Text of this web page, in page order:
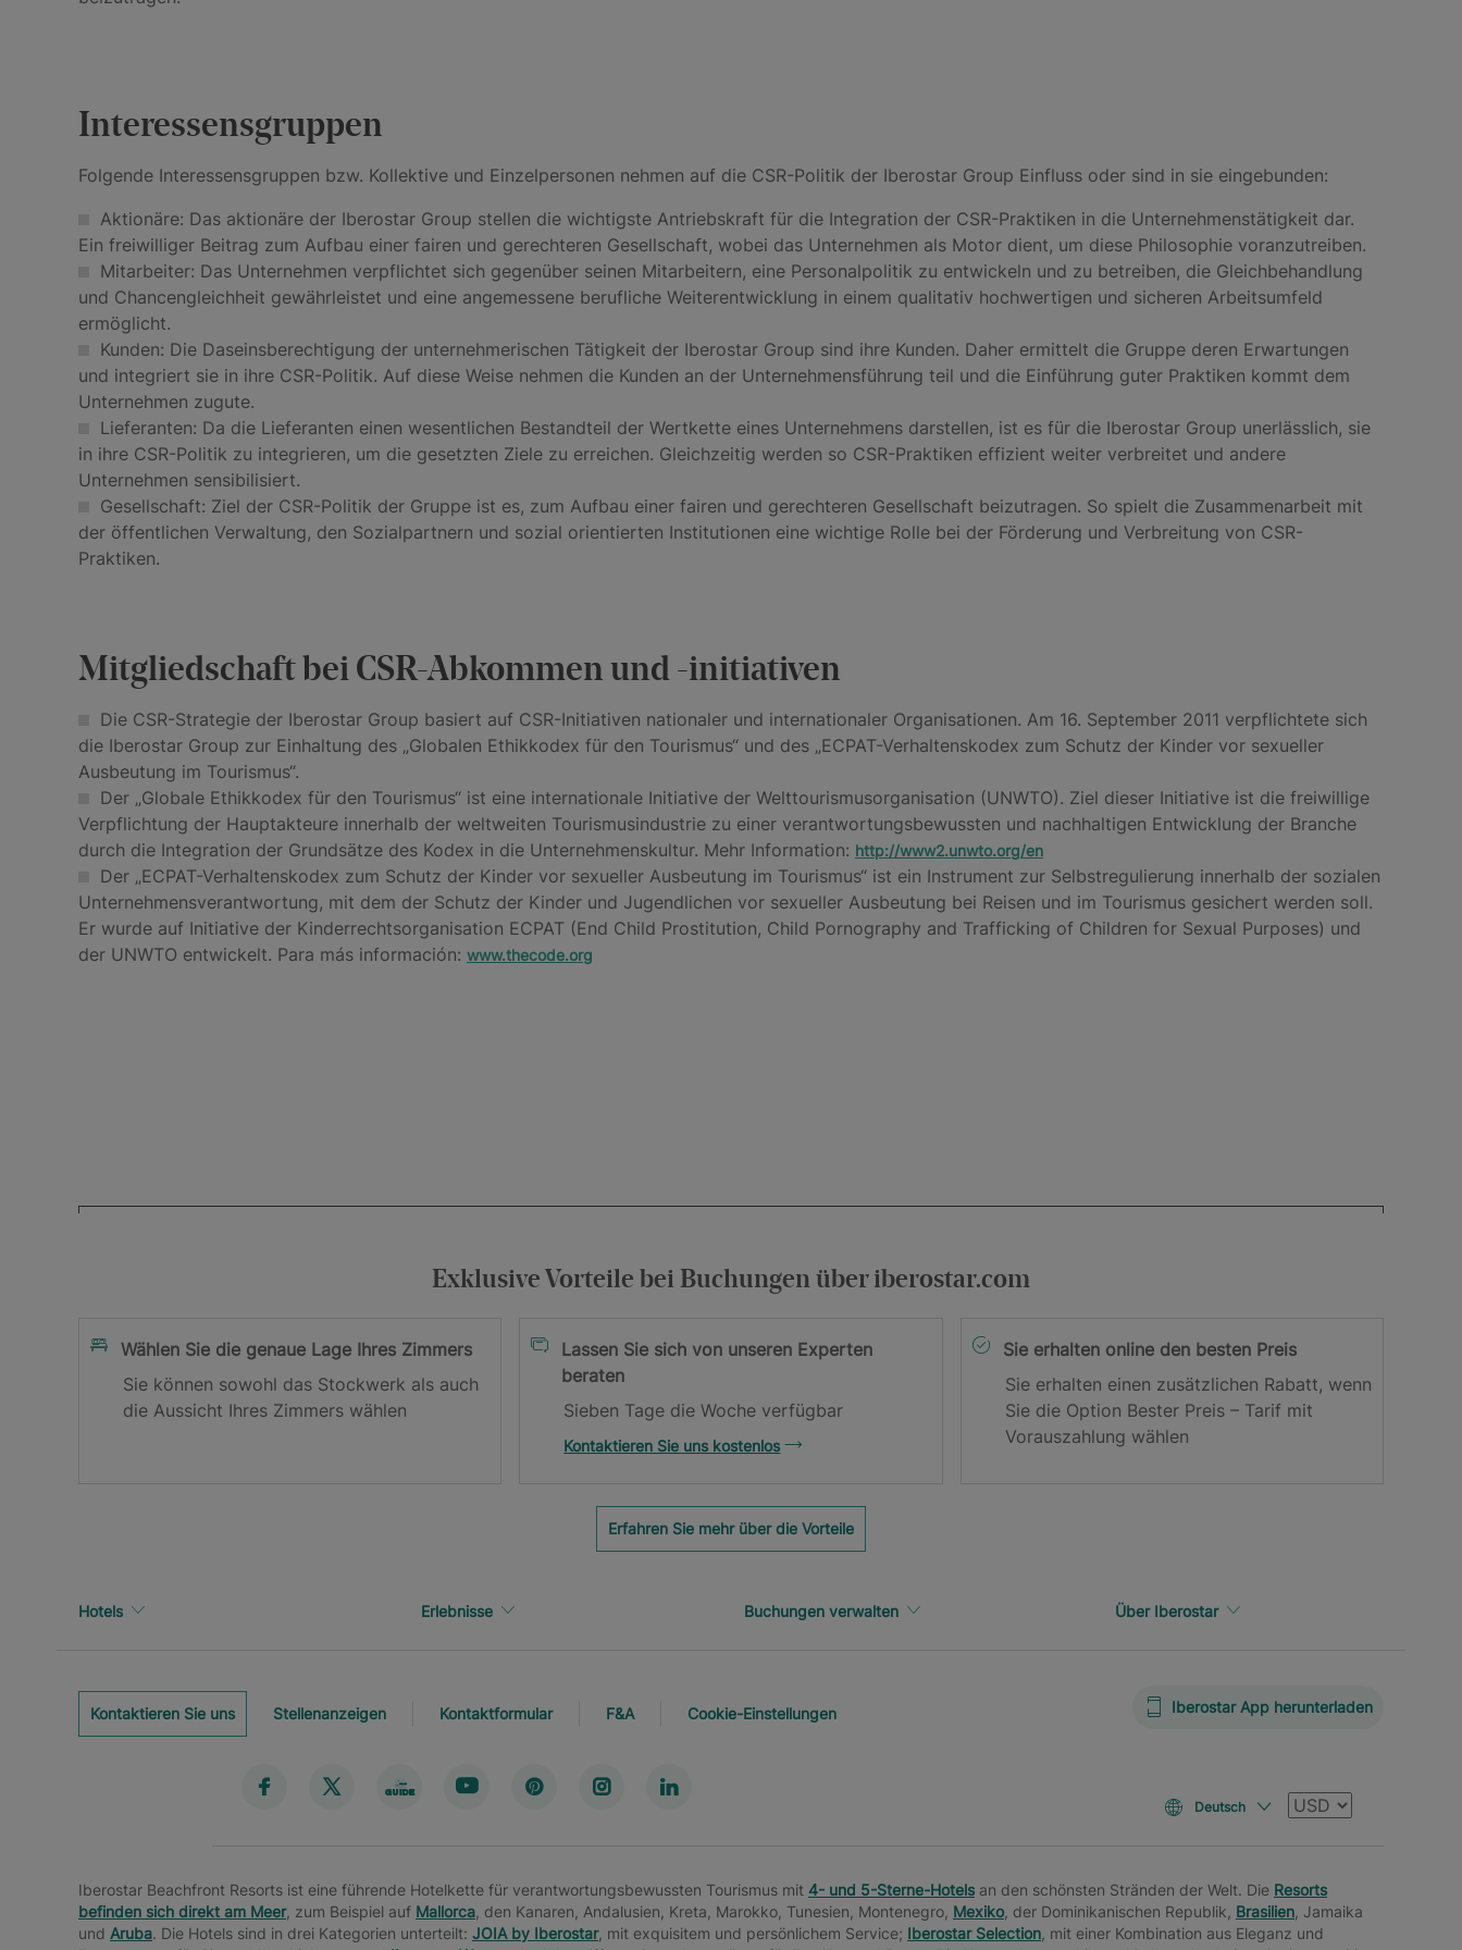
Interessensgruppen
Folgende Interessensgruppen bzw. Kollektive und Einzelpersonen nehmen auf die CSR-Politik der Iberostar Group Einfluss oder sind in sie eingebunden:
Aktionäre: Das aktionäre der Iberostar Group stellen die wichtigste Antriebskraft für die Integration der CSR-Praktiken in die Unternehmenstätigkeit dar.
Ein freiwilliger Beitrag zum Aufbau einer fairen und gerechteren Gesellschaft, wobei das Unternehmen als Motor dient, um diese Philosophie voranzutreiben.
Mitarbeiter: Das Unternehmen verpflichtet sich gegenüber seinen Mitarbeitern, eine Personalpolitik zu entwickeln und zu betreiben, die Gleichbehandlung
und Chancengleichheit gewährleistet und eine angemessene berufliche Weiterentwicklung in einem qualitativ hochwertigen und sicheren Arbeitsumfeld
ermöglicht.
Kunden: Die Daseinsberechtigung der unternehmerischen Tätigkeit der Iberostar Group sind ihre Kunden. Daher ermittelt die Gruppe deren Erwartungen
und integriert sie in ihre CSR-Politik. Auf diese Weise nehmen die Kunden an der Unternehmensführung teil und die Einführung guter Praktiken kommt dem
Unternehmen zugute.
Lieferanten: Da die Lieferanten einen wesentlichen Bestandteil der Wertkette eines Unternehmens darstellen, ist es für die Iberostar Group unerlässlich, sie
in ihre CSR-Politik zu integrieren, um die gesetzten Ziele zu erreichen. Gleichzeitig werden so CSR-Praktiken effizient weiter verbreitet und andere
Unternehmen sensibilisiert.
Gesellschaft: Ziel der CSR-Politik der Gruppe ist es, zum Aufbau einer fairen und gerechteren Gesellschaft beizutragen. So spielt die Zusammenarbeit mit
der öffentlichen Verwaltung, den Sozialpartnern und sozial orientierten Institutionen eine wichtige Rolle bei der Förderung und Verbreitung von CSR-
Praktiken.
Mitgliedschaft bei CSR-Abkommen und -initiativen
Die CSR-Strategie der Iberostar Group basiert auf CSR-Initiativen nationaler und internationaler Organisationen. Am 16. September 2011 verpflichtete sich
die Iberostar Group zur Einhaltung des „Globalen Ethikkodex für den Tourismus“ und des „ECPAT-Verhaltenskodex zum Schutz der Kinder vor sexueller
Ausbeutung im Tourismus“.
Der „Globale Ethikkodex für den Tourismus“ ist eine internationale Initiative der Welttourismusorganisation (UNWTO). Ziel dieser Initiative ist die freiwillige
Verpflichtung der Hauptakteure innerhalb der weltweiten Tourismusindustrie zu einer verantwortungsbewussten und nachhaltigen Entwicklung der Branche
durch die Integration der Grundsätze des Kodex in die Unternehmenskultur. Mehr Information: http://www2.unwto.org/en
Der „ECPAT-Verhaltenskodex zum Schutz der Kinder vor sexueller Ausbeutung im Tourismus“ ist ein Instrument zur Selbstregulierung innerhalb der sozialen
Unternehmensverantwortung, mit dem der Schutz der Kinder und Jugendlichen vor sexueller Ausbeutung bei Reisen und im Tourismus gesichert werden soll.
Er wurde auf Initiative der Kinderrechtsorganisation ECPAT (End Child Prostitution, Child Pornography and Trafficking of Children for Sexual Purposes) und
der UNWTO entwickelt. Para más información: www.thecode.org
sowie die allgemeinenGeschäftsbedingungen
Wir freuen uns über Ihre Anmeldung
Prüfen Sie Ihren Posteingang Bitte bestätigen Sie Ihre E-Mail-Adresse!
Exklusive Vorteile bei Buchungen über iberostar.com
Wählen Sie die genaue Lage Ihres Zimmers
Sie können sowohl das Stockwerk als auch
die Aussicht Ihres Zimmers wählen
Lassen Sie sich von unseren Experten
beraten
Sieben Tage die Woche verfügbar
Kontaktieren Sie uns kostenlos
Sie erhalten online den besten Preis
Sie erhalten einen zusätzlichen Rabatt, wenn
Sie die Option Bester Preis – Tarif mit
Vorauszahlung wählen
Erfahren Sie mehr über die Vorteile
Hotels Erlebnisse Buchungen verwalten Über Iberostar
Kontaktieren Sie uns Stellenanzeigen Kontaktformular F&A Cookie-Einstellungen
Iberostar Beachfront Resorts ist eine führende Hotelkette für verantwortungsbewussten Tourismus mit 4- und 5-Sterne-Hotels an den schönsten Stränden der Welt. Die Resorts
befinden sich direkt am Meer, zum Beispiel auf Mallorca , den Kanaren, Andalusien, Kreta, Marokko, Tunesien, Montenegro, Mexiko , der Dominikanischen Republik, Brasilien , Jamaika
und Aruba. Die Hotels sind in drei Kategorien unterteilt: JOIA by Iberostar, mit exquisitem und persönlichem Service; Iberostar Selection , mit einer Kombination aus Eleganz und
Deutsch Währung
Iberostar App herunterladen